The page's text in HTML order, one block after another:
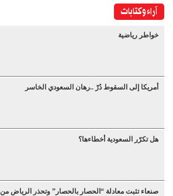
آراء وكتابات
خواطر رياضية
أمريكا إلى السقوط دُرْ ..رهان السعودي الخاسر
هل تكرّر السعودية أخطاءها؟
صنعاء تثبت معادلة “الحصار بالحصار” وتحذر الرياض من